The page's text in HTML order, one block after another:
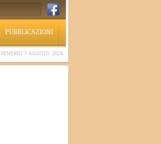
PUBBLICAZIONI
VENERDÌ 7 AGOSTO 2026